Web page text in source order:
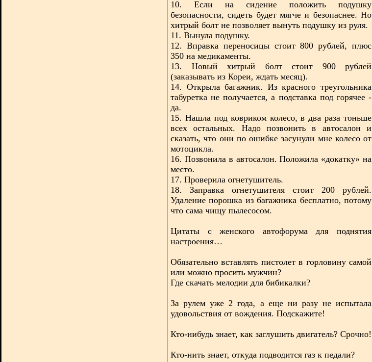
10. Если на сидение положить подушку
безопасности, сидеть будет мягче и безопаснее. Но
хитрый болт не позволяет вынуть подушку из руля.
11. Вынула подушку.
12. Вправка переносицы стоит 800 рублей, плюс
350 на медикаменты.
13. Новый хитрый болт стоит 900 рублей
(заказывать из Кореи, ждать месяц).
14. Открыла багажник. Из красного треугольника
табуретка не получается, а подставка под горячее -
да.
15. Нашла под ковриком колесо, в два раза тоньше
всех остальных. Надо позвонить в автосалон и
сказать, что они по ошибке засунули мне колесо от
мотоцикла.
16. Позвонила в автосалон. Положила «докатку» на
место.
17. Проверила огнетушитель.
18. Заправка огнетушителя стоит 200 рублей.
Удаление порошка из багажника бесплатно, потому
что сама чищу пылесосом.
Цитаты с женского автофорума для поднятия
настроения…
Обязательно вставлять пистолет в горловину самой
или можно просить мужчин?
Где скачать мелодии для бибикалки?
За рулем уже 2 года, а еще ни разу не испытала
удовольствия от вождения. Подскажите!
Кто-нибудь знает, как заглушить двигатель? Срочно!
Кто-нить знает, откуда подводится газ к педали?